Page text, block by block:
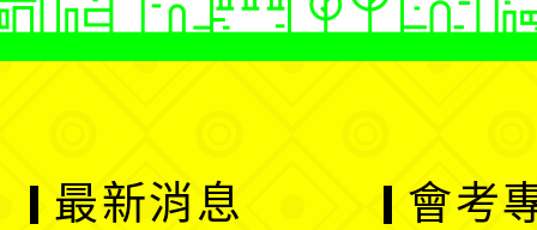
最新消息 會考